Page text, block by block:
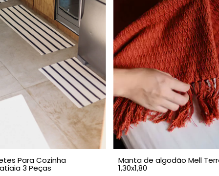
Para Cozinha
3 Peças
Manta de algodão Mell
1,30x1,80